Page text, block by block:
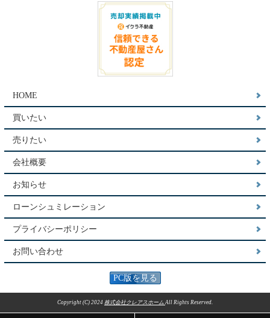
HOME
買いたい
売りたい
会社概要
お知らせ
ローンシュミレーション
プライバシーポリシー
お問い合わせ
PC版を見る
Copyright (C) 2024 株式会社クレアスホームAll Rights Reserved.